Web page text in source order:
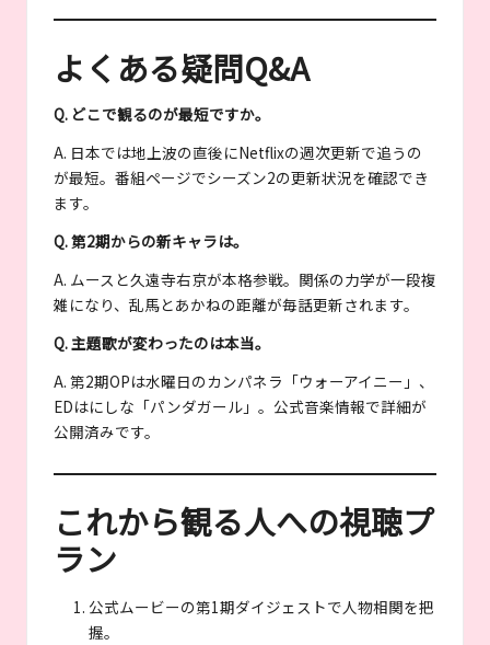
よくある疑問Q&A
Q. どこで観るのが最短ですか。
A. 日本では地上波の直後にNetflixの週次更新で追うの
が最短。番組ページでシーズン2の更新状況を確認でき
ます。
Q. 第2期からの新キャラは。
A. ムースと久遠寺右京が本格参戦。関係の力学が一段複
雑になり、乱馬とあかねの距離が毎話更新されます。
Q. 主題歌が変わったのは本当。
A. 第2期OPは水曜日のカンパネラ「ウォーアイニー」、
EDはにしな「パンダガール」。公式音楽情報で詳細が
公開済みです。
これから観る人への視聴プ
ラン
公式ムービーの第1期ダイジェストで人物相関を把
握。